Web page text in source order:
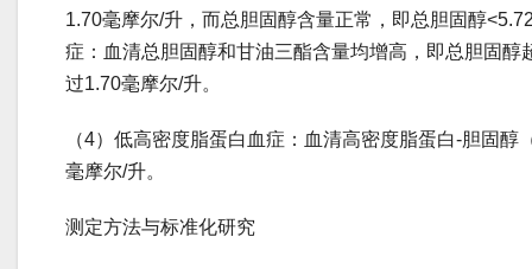
1.70毫摩尔/升，而总胆固醇含量正常，即总胆固醇
症：血清总胆固醇和甘油三酯含量均增高，即总胆固醇
过1.70毫摩尔/升。
（4）低高密度脂蛋白血症：血清高密度脂蛋白-胆固
毫摩尔/升。
测定方法与标准化研究